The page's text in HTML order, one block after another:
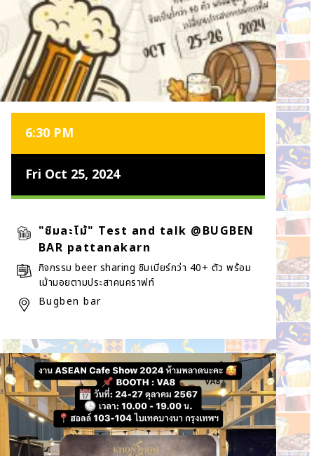
6:30 PM
Fri Oct 25, 2024
"ชิมละโม้" Test and talk @BUGBEN
BAR pattanakarn
กิจกรรม beer sharing ชิมเบียร์กว่า 40+ ตัว พร้อม
เม้ามอยตามประสาคนคราฟท์
Bugben bar